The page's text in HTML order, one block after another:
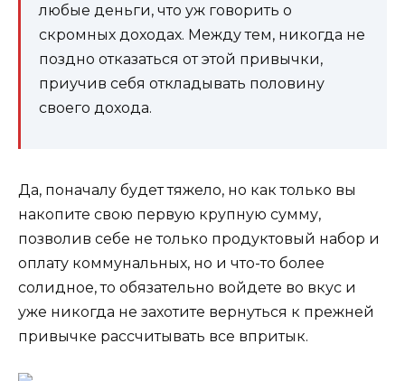
любые деньги, что уж говорить о
скромных доходах. Между тем, никогда не
поздно отказаться от этой привычки,
приучив себя откладывать половину
своего дохода.
Да, поначалу будет тяжело, но как только вы
накопите свою первую крупную сумму,
позволив себе не только продуктовый набор и
оплату коммунальных, но и что-то более
солидное, то обязательно войдете во вкус и
уже никогда не захотите вернуться к прежней
привычке рассчитывать все впритык.